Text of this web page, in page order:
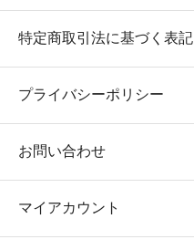
特定商取引法に基づく表記
プライバシーポリシー
お問い合わせ
マイアカウント